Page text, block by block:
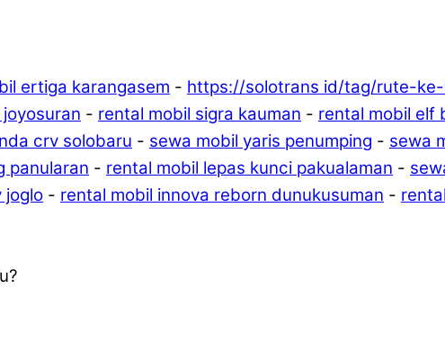
ertiga karangasem - https://solotrans id/tag/rute-
- rental mobil sigra kauman - rental mobil elf
crv solobaru - sewa mobil yaris penumping - sewa
panularan - rental mobil lepas kunci pakualaman -
joglo - rental mobil innova reborn dunukusuman -